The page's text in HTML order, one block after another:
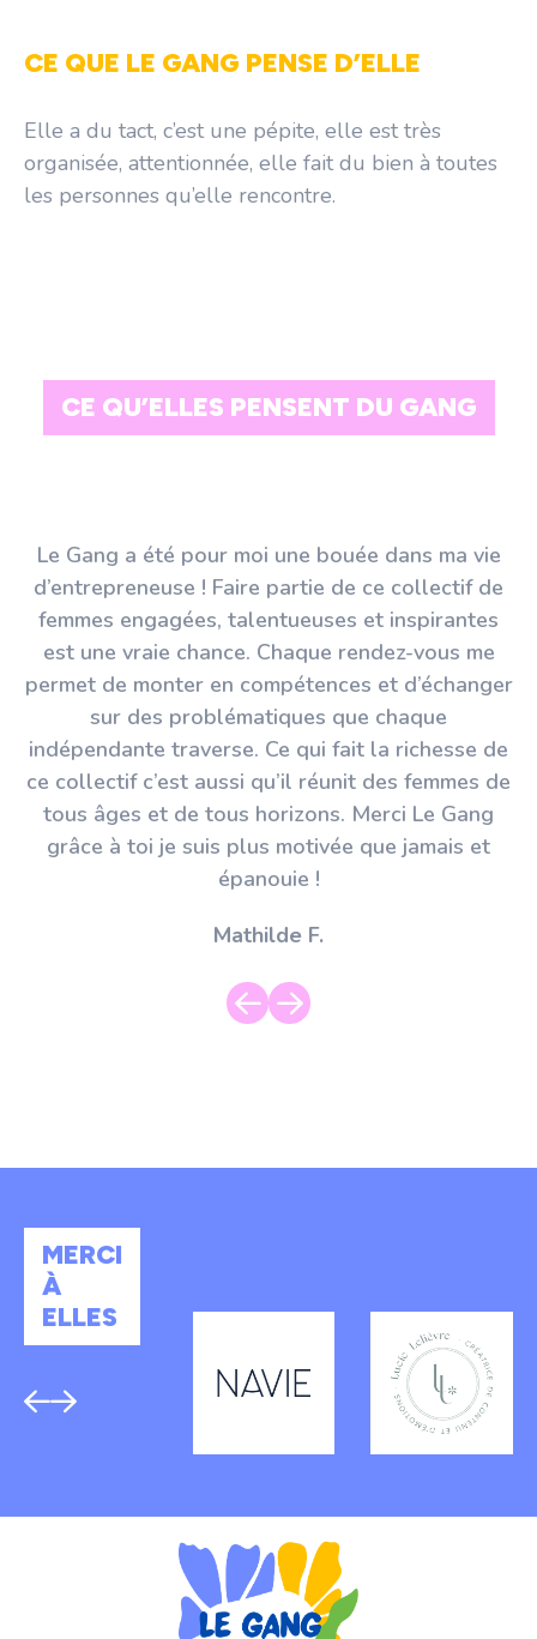
CE QUE LE GANG PENSE D’ELLE
Elle a du tact, c’est une pépite, elle est très
organisée, attentionnée, elle fait du bien à toutes
les personnes qu’elle rencontre.
CE QU’ELLES PENSENT DU GANG
Le Gang a été pour moi une bouée dans ma vie
d’entrepreneuse ! Faire partie de ce collectif de
femmes engagées, talentueuses et inspirantes
est une vraie chance. Chaque rendez-vous me
permet de monter en compétences et d’échanger
sur des problématiques que chaque
indépendante traverse. Ce qui fait la richesse de
ce collectif c’est aussi qu’il réunit des femmes de
tous âges et de tous horizons. Merci Le Gang
grâce à toi je suis plus motivée que jamais et
épanouie !
Mathilde F.
MERCI
À
ELLES